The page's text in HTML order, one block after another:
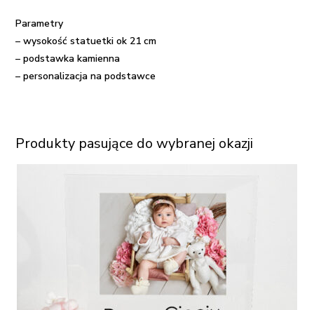
Parametry
– wysokość statuetki ok 21 cm
– podstawka kamienna
– personalizacja na podstawce
Produkty pasujące do wybranej okazji